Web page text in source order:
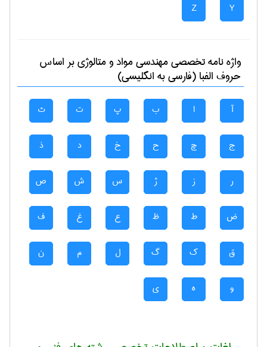
Y
Z
واژه نامه تخصصیمهندسی مواد و متالوژیبر اساس
حروف الفبا (فارسی به انگلیسی)
آ ا ب پ ت ث
ج چ ح خ د ذ
ر ز ژ س ش ص
ض ط ظ ع غ ف
ق ک گ ل م ن
و ه ی